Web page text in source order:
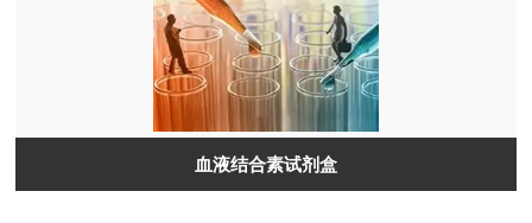
血液结合素试剂盒